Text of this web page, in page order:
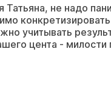
потом
спине такое же
маленькие
дня назад
и
что это
пишут. Мне
не надо
учитывать
цента - милости